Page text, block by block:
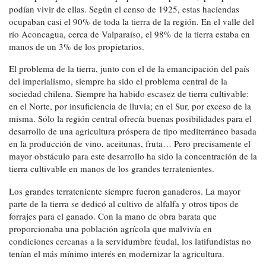
podían vivir de ellas. Según el censo de 1925, estas haciendas
ocupaban casi el 90% de toda la tierra de la región. En el valle del
río Aconcagua, cerca de Valparaíso, el 98% de la tierra estaba en
manos de un 3% de los propietarios.
El problema de la tierra, junto con el de la emancipación del país
del imperialismo, siempre ha sido el problema central de la
sociedad chilena. Siempre ha habido escasez de tierra cultivable:
en el Norte, por insuficiencia de lluvia; en el Sur, por exceso de la
misma. Sólo la región central ofrecía buenas posibilidades para el
desarrollo de una agricultura próspera de tipo mediterráneo basada
en la producción de vino, aceitunas, fruta… Pero precisamente el
mayor obstáculo para este desarrollo ha sido la concentración de la
tierra cultivable en manos de los grandes terratenientes.
Los grandes terrateniente siempre fueron ganaderos. La mayor
parte de la tierra se dedicó al cultivo de alfalfa y otros tipos de
forrajes para el ganado. Con la mano de obra barata que
proporcionaba una población agrícola que malvivía en
condiciones cercanas a la servidumbre feudal, los latifundistas no
tenían el más mínimo interés en modernizar la agricultura.